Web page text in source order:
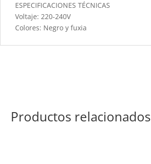
ESPECIFICACIONES TÉCNICAS
Voltaje: 220-240V
Colores: Negro y fuxia
Productos relacionados